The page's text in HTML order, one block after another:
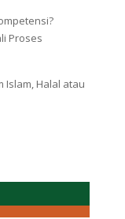
Proses
Islam, Halal atau